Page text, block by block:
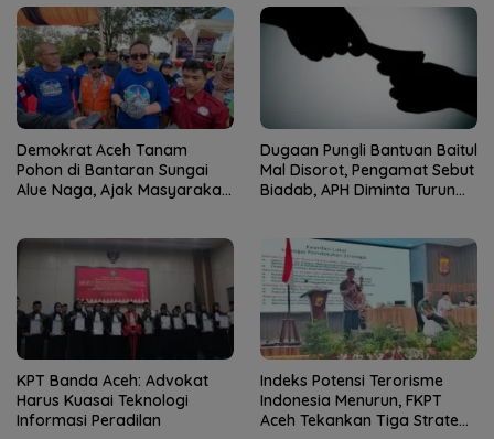
Demokrat Aceh Tanam
Pohon di Bantaran Sungai
Alue Naga, Ajak Masyarakat
Dugaan Pungli Bantuan Baitul
Mal Disorot, Pengamat Sebut
Biadab, APH Diminta Turun
KPT Banda Aceh: Advokat
Harus Kuasai Teknologi
Informasi Peradilan
Indeks Potensi Terorisme
Indonesia Menurun, FKPT
Aceh Tekankan Tiga Strategi